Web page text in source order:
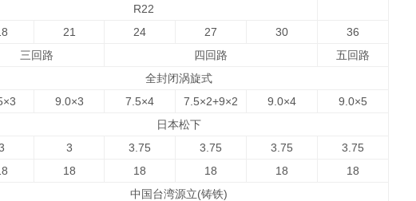
R22
21 24 27 30
36
三回路 四回路
五回路
全封闭涡旋式
9.0×3 7.5×4 7.5×2+9×2 9.0×4
9.0×5
日本松下
3 3.75 3.75 3.75
3.75
18 18 18 18
18
中国台湾源立(铸铁)